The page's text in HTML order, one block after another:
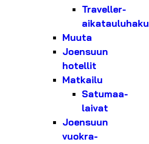
Traveller-
aikatauluhaku
Muuta
Joensuun
hotellit
Matkailu
Satumaa-
laivat
Joensuun
vuokra-